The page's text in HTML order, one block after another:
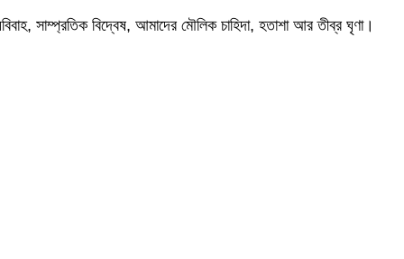
সাম্প্রতিক বিদ্বেষ, আমাদের মৌলিক চাহিদা, হতাশা আর তীব্র ঘৃণা।